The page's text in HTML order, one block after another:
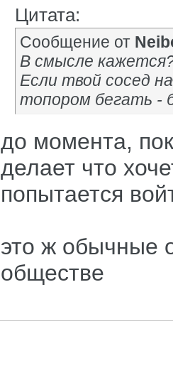
Цитата:
Сообщение от
В смысле кажется
Если твой сосед
топором бегать -
до момента,
делает что
попытается
это ж обычные
обществе